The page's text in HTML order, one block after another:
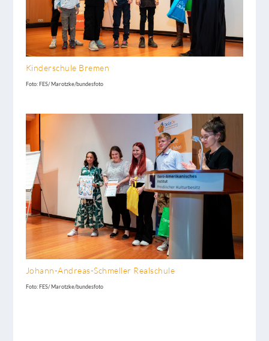
Kinderschule Bremen
Foto: FES/ Marotzke/bundesfoto
Johann-Andreas-Schmeller Realschule
Foto: FES/ Marotzke/bundesfoto